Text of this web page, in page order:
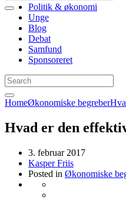
Politik & økonomi
Unge
Blog
Debat
Samfund
Sponsoreret
HomeØkonomiske begreber
Hvad er den
3. februar 2017
Kasper Friis
Posted in Økonomiske